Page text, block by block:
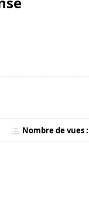
Nombre de vues :